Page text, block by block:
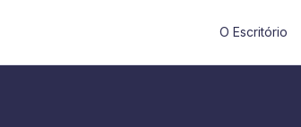
O Escritório